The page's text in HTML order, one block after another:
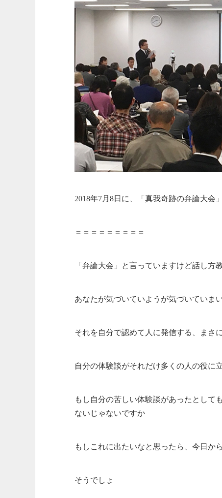
2018年7月8日に、「真我奇跡の弁論大会
＝＝＝＝＝＝＝＝＝
「弁論大会」と言っていますけど話し方
あなたが気づいていようが気づいていま
それを自分で認めて人に発信する、まさ
自分の体験談がそれだけ多くの人の役に
もし自分の苦しい体験談があったとして
ないじゃないですか
もしこれに出たいなと思ったら、今日か
そうでしょ